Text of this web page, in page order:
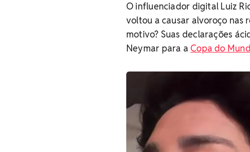
O influenciador digital Luiz
voltou a causar alvoroço nas
motivo? Suas declarações
Neymar para aCopa do